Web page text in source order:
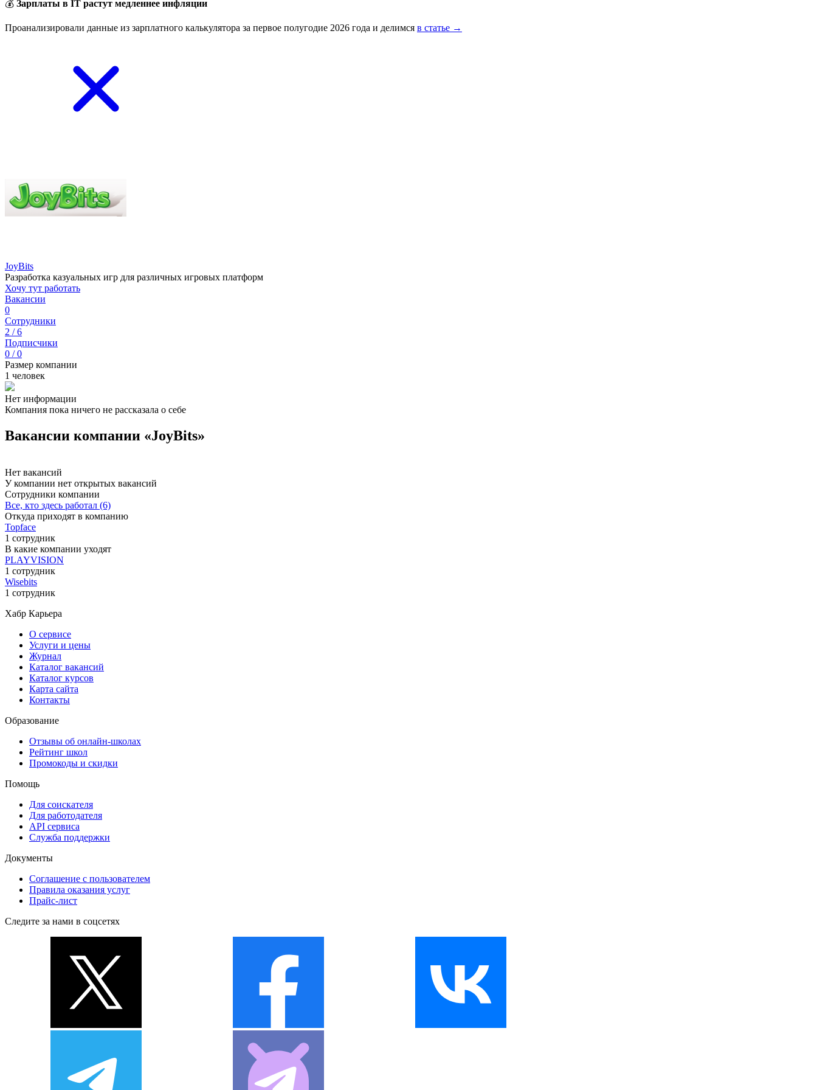
💰 Зарплаты в IT растут медленнее инфляции
Проанализировали данные из зарплатного калькулятора за первое полугодие 2026 года и делимся в статье →
JoyBits
Разработка казуальных игр для различных игровых платформ
Хочу тут работать
Вакансии
0
Сотрудники
2 / 6
Подписчики
0 / 0
Размер компании
1 человек
Нет информации
Компания пока ничего не рассказала о себе
Вакансии компании «JoyBits»
Нет вакансий
У компании нет открытых вакансий
Сотрудники компании
Все, кто здесь работал (6)
Откуда приходят в компанию
Topface
1 сотрудник
В какие компании уходят
PLAYVISION
1 сотрудник
Wisebits
1 сотрудник
Хабр Карьера
О сервисе
Услуги и цены
Журнал
Каталог вакансий
Каталог курсов
Карта сайта
Контакты
Образование
Отзывы об онлайн-школах
Рейтинг школ
Промокоды и скидки
Помощь
Для соискателя
Для работодателя
API сервиса
Служба поддержки
Документы
Соглашение с пользователем
Правила оказания услуг
Прайс-лист
Следите за нами в соцсетях